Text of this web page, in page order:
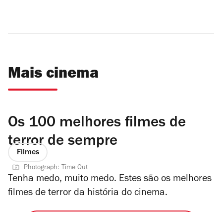
Mais cinema
Os 100 melhores filmes de
terror de sempre
Filmes
Photograph: Time Out
Tenha medo, muito medo. Estes são os melhores
filmes de terror da história do cinema.